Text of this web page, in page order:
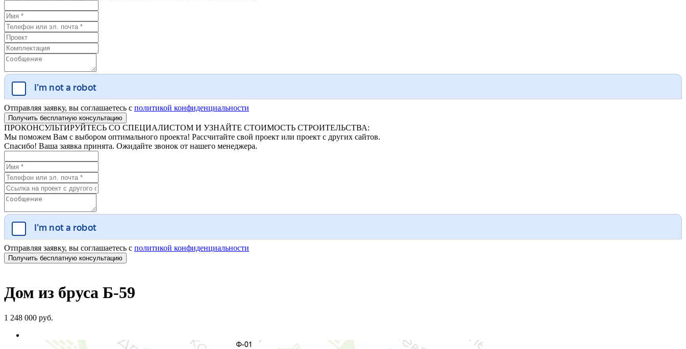
Отправляя заявку, вы соглашаетесь с политикой конфиденциальности
ПРОКОНСУЛЬТИРУЙТЕСЬ СО СПЕЦИАЛИСТОМ И УЗНАЙТЕ СТОИМОСТЬ СТРОИТЕЛЬСТВА:
Мы поможем Вам с выбором оптимального проекта! Рассчитайте свой проект или проект с других сайтов.
Спасибо! Ваша заявка принята. Ожидайте звонок от нашего менеджера.
Отправляя заявку, вы соглашаетесь с политикой конфиденциальности
Дом из бруса Б-59
1 248 000 руб.